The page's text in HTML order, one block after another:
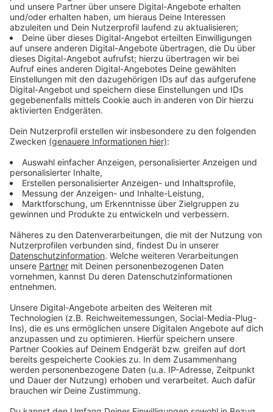
Domstädter 2018 in den Nachwuchs von Bayer 04
gewechselt, wobei er hier diverse
Jugendmannschaften inklusive der U17- und U19-
Bundesligateams durchlief. Im Sommer 2023 wurde
Aourir schließlich in den Profikader des Werksklubs
aufgenommen und kam Ende November des letzten
Jahres zu seinem Debüt für die Mannschaft von
Trainer Xabi Alonso: Im Europa-League-Spiel bei BK
Jugendnationalspieler in den letzten Minuten
Bei der Alemannia befand sich der quirlige Aourir jüngst
schon im Probetraining und konnte die sportlichen
Verantwortlichen hier von seinen Qualitäten
überzeugen.
Anzeige
Stimmen:
Anzeige
Alemannia-Geschäftsführer Sascha Eller: „Ayman
ist ein super talentierter Junge, der uns im
Training gezeigt hat, warum eine Verpflichtung
trotz des bereits gut gefüllten Kaders sinnvoll ist.
Bereits im vergangenen Jahr in den Testspielen